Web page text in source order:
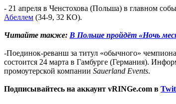
- 21 апреля в Ченстохова (Польша) в главном
Абеллем (34-9, 32 КО).
Читайте также: В Польше пройдёт «Ночь
-Поединок-реванш за титул «обычного»
состоится 24 марта в Гамбурге (Германия).
промоутерской компании Sauerland Events.
Подписывайтесь на аккаунт vRINGe.com в